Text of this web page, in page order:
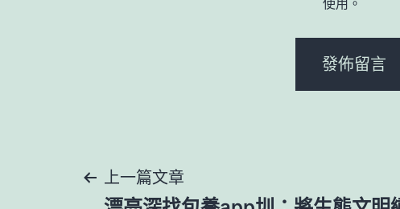
文上一篇文章